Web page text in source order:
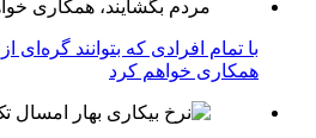
با تمام افرادی که بتوانند
همکاری خواهم کرد